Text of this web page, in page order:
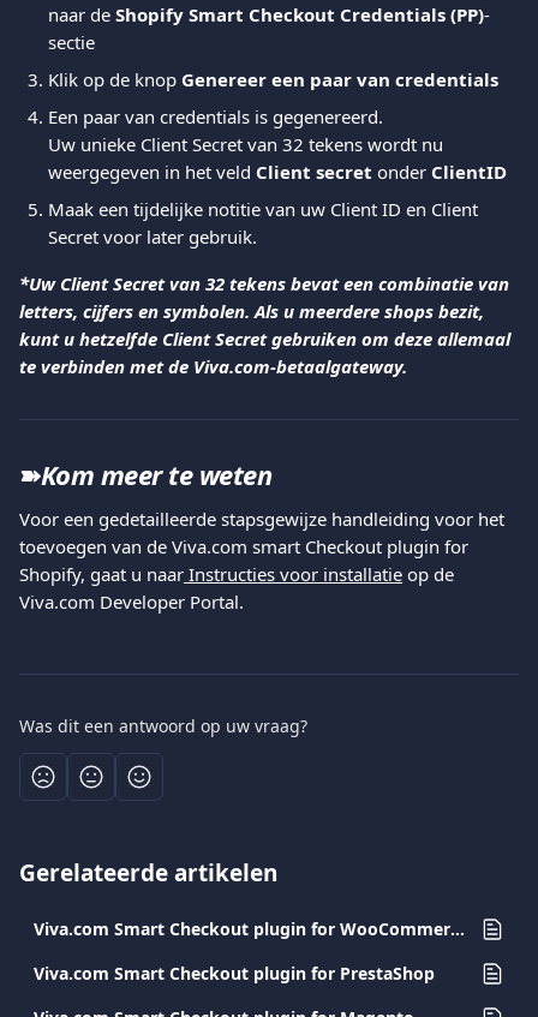
naar de Shopify Smart Checkout Credentials (PP)-
sectie
Klik op de knop Genereer een paar van credentials
Een paar van credentials is gegenereerd.
Uw unieke Client Secret van 32 tekens wordt nu
weergegeven in het veld Client secret onder ClientID
Maak een tijdelijke notitie van uw Client ID en Client
Secret voor later gebruik.
*Uw Client Secret van 32 tekens bevat een combinatie van
letters, cijfers en symbolen. Als u meerdere shops bezit,
kunt u hetzelfde Client Secret gebruiken om deze allemaal
te verbinden met de Viva.com-betaalgateway.
➽Kom meer te weten
Voor een gedetailleerde stapsgewijze handleiding voor het
toevoegen van de Viva.com smart Checkout plugin for
Shopify, gaat u naar Instructies voor installatie op de
Viva.com Developer Portal.
Was dit een antwoord op uw vraag?
Gerelateerde artikelen
Viva.com Smart Checkout plugin for WooCommerce
Viva.com Smart Checkout plugin for PrestaShop